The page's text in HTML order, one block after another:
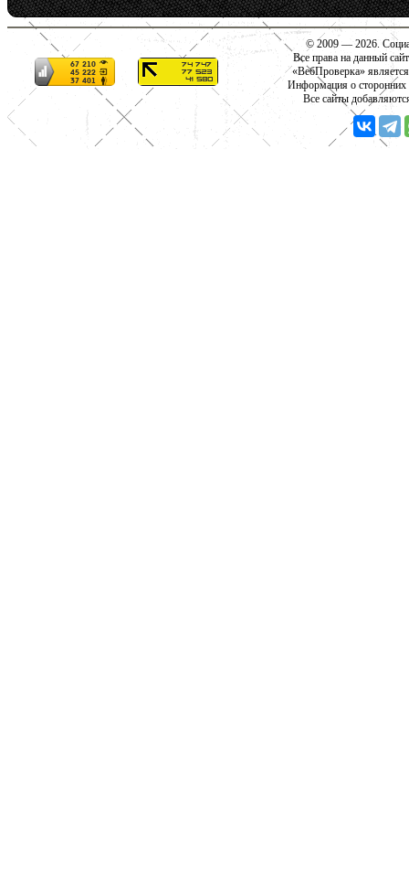
© 2009 — 2026.
Все права на данный
«ВебПроверка»
Информация о сторонних
Все сайты